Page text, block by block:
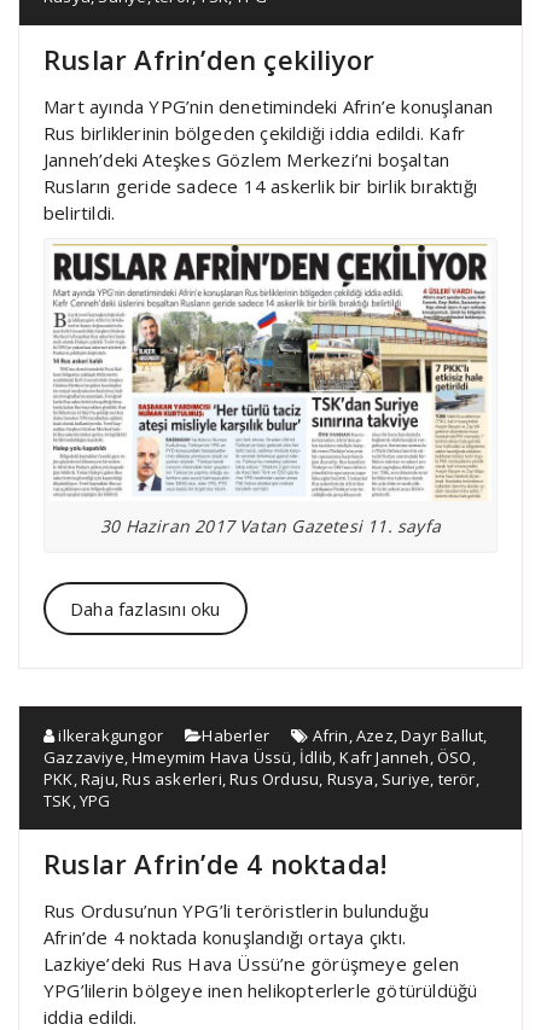
Ruslar Afrin’den çekiliyor
Mart ayında YPG’nin denetimindeki Afrin’e konuşlanan
Rus birliklerinin bölgeden çekildiği iddia edildi. Kafr
Janneh’deki Ateşkes Gözlem Merkezi’ni boşaltan
Rusların geride sadece 14 askerlik bir birlik bıraktığı
belirtildi.
30 Haziran 2017 Vatan Gazetesi 11. sayfa
Daha fazlasını oku
ilkerakgungor Haberler Afrin ,Azez ,Dayr Ballut
Gazzaviye ,Hmeymim Hava Üssü İdlib ,Kafr Janneh ,ÖSO
PKK ,Raju ,Rus askerleri ,Rus Ordusu Rusya Suriye terör
TSK ,YPG
Ruslar Afrin’de 4 noktada!
Rus Ordusu’nun YPG’li teröristlerin bulunduğu
Afrin’de 4 noktada konuşlandığı ortaya çıktı.
Lazkiye’deki Rus Hava Üssü’ne görüşmeye gelen
YPG’lilerin bölgeye inen helikopterlerle götürüldüğü
iddia edildi.